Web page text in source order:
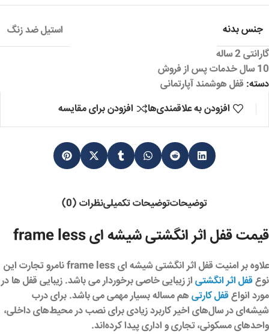
جنس بدنه
استیل ضد زنگ
گارانتی 2 ساله
10 سال خدمات پس از فروش
دسته: قفل هوشمند آپارتمانی
افزودن به علاقمندی‌ها
افزودن برای مقایسه
توضیحاتتوضیحات تکمیلینظرات (0)
قیمت قفل اثر انگشتی شیشه ای frame less
علاوه بر امنیتقفل اثر انگشتی شیشه ای frame less
نامرو تجارت این
نوعقفل اثر انگشتی از زیبایی خاصی برخوردار می باشد. زیبایی قفل ها در
مورد انواعقفل کارتی هم مساله بسیار مهمی می باشد. برای درب
شیشه‌ای در سال‌های اخیر کاربرد زیادی برای نصب در محیط‌های داخلی،
واحدهای مسکونی، تجاری و اداری پیدا کرده‌اند.